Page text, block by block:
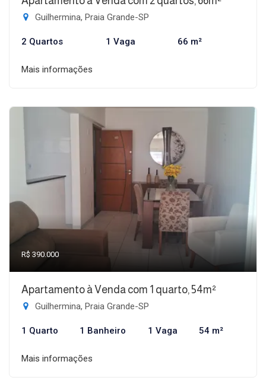
Guilhermina, Praia Grande-SP
2 Quartos 1 Vaga 66 m²
Mais informações
R$ 390.000
Apartamento à Venda com 1 quarto, 54m²
Guilhermina, Praia Grande-SP
1 Quarto 1 Banheiro 1 Vaga 54 m²
Mais informações